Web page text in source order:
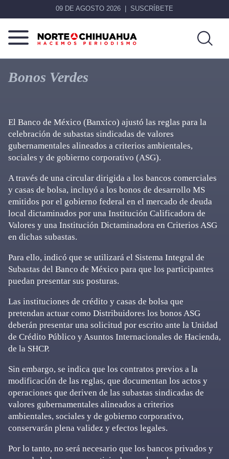
09 DE AGOSTO 2026 SUSCRÍBETE
Norte
Chihuahua
Más
que
noticias,
Bonos Verdes
El Banco de México (Banxico) ajustó las reglas para la
celebración de subastas sindicadas de valores
gubernamentales alineados a criterios ambientales,
sociales y de gobierno corporativo (ASG).
A través de una circular dirigida a los bancos comerciales
y casas de bolsa, incluyó a los bonos de desarrollo MS
emitidos por el gobierno federal en el mercado de deuda
local dictaminados por una Institución Calificadora de
Valores y una Institución Dictaminadora en Criterios ASG
en dichas subastas.
Para ello, indicó que se utilizará el Sistema Integral de
Subastas del Banco de México para que los participantes
puedan presentar sus posturas.
Las instituciones de crédito y casas de bolsa que
pretendan actuar como Distribuidores los bonos ASG
deberán presentar una solicitud por escrito ante la Unidad
de Crédito Público y Asuntos Internacionales de Hacienda,
de la SHCP.
Sin embargo, se indica que los contratos previos a la
modificación de las reglas, que documentan los actos y
operaciones que deriven de las subastas sindicadas de
valores gubernamentales alineados a criterios
ambientales, sociales y de gobierno corporativo,
conservarán plena validez y efectos legales.
Por lo tanto, no será necesario que los bancos privados y